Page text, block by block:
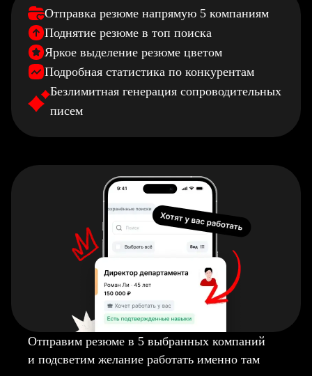
Отправка резюме напрямую 5 компаниям
Поднятие резюме в топ поиска
Яркое выделение резюме цветом
Подробная статистика по конкурентам
Безлимитная генерация сопроводительных
писем
Отправим резюме в 5 выбранных компаний
и подсветим желание работать именно там